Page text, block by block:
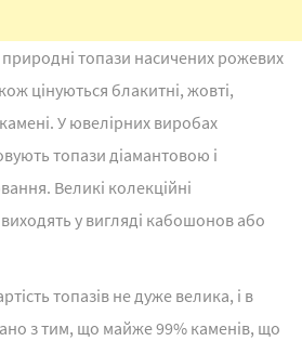
топази насичених рожевих
цінуються блакитні, жовті,
У ювелірних виробах
топази діамантовою і
Великі колекційні
у вигляді кабошонов або
топазів не дуже велика, і в
з тим, що майже 99% каменів, що